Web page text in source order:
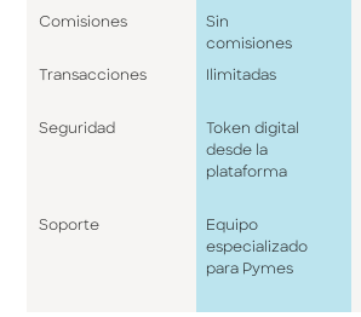
Comisiones
Sin
comisiones
Transacciones Ilimitadas
Seguridad
Token digital
desde la
plataforma
Soporte
Equipo
especializado
para Pymes